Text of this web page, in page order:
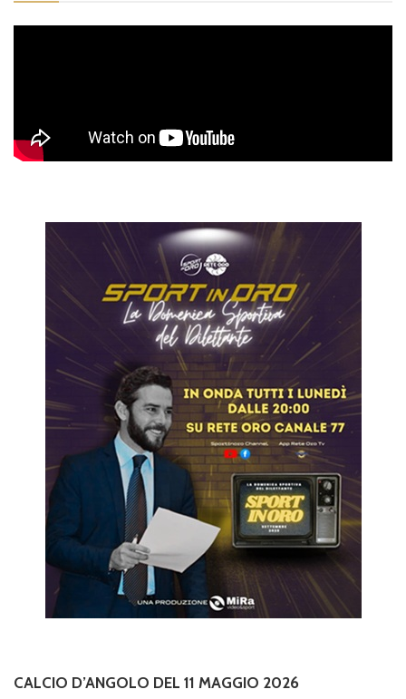
CALCIO D’ANGOLO DEL 11 MAGGIO 2026